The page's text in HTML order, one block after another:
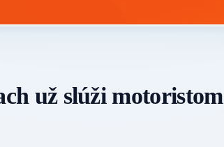
už slúži motoristom